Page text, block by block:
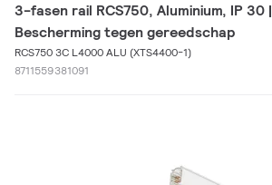
3-fasen rail RCS750, Aluminium, IP 30 |
Bescherming tegen gereedschap
RCS750 3C L4000 ALU (XTS4400-1)
8711559381091